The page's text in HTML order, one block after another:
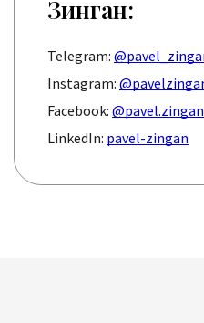
Зинган:
Telegram:
Instagram:
Facebook: @pavel.zingan
LinkedIn: pavel-zingan